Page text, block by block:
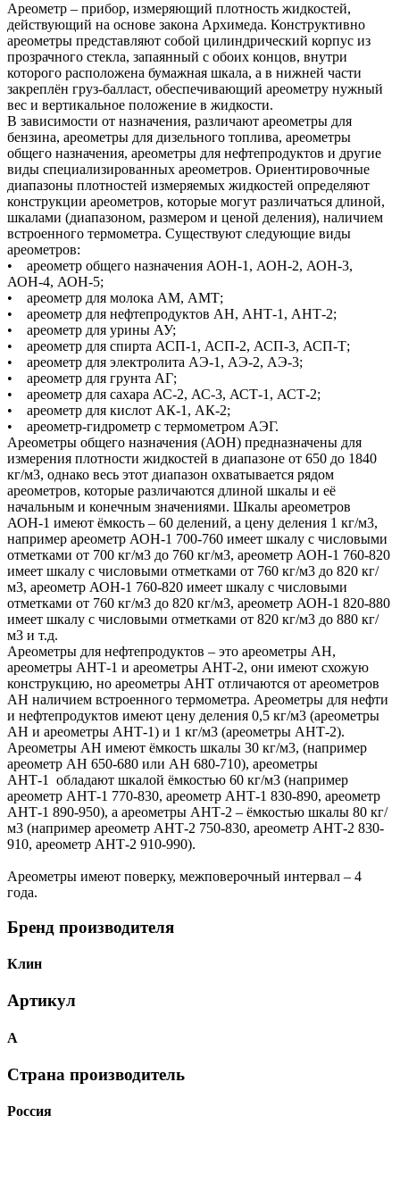
Ареометр – прибор, измеряющий плотность жидкостей,
действующий на основе закона Архимеда. Конструктивно
ареометры представляют собой цилиндрический корпус из
прозрачного стекла, запаянный с обоих концов, внутри
которого расположена бумажная шкала, а в нижней части
закреплён груз-балласт, обеспечивающий ареометру нужный
вес и вертикальное положение в жидкости.
В зависимости от назначения, различают ареометры для
бензина, ареометры для дизельного топлива, ареометры
общего назначения, ареометры для нефтепродуктов и другие
виды специализированных ареометров. Ориентировочные
диапазоны плотностей измеряемых жидкостей определяют
конструкции ареометров, которые могут различаться длиной,
шкалами (диапазоном, размером и ценой деления), наличием
встроенного термометра. Существуют следующие виды
ареометров:
• ареометр общего назначения АОН-1, АОН-2, АОН-3,
АОН-4, АОН-5;
• ареометр для молока АМ, АМТ;
• ареометр для нефтепродуктов АН, АНТ-1, АНТ-2;
• ареометр для урины АУ;
• ареометр для спирта АСП-1, АСП-2, АСП-3, АСП-Т;
• ареометр для электролита АЭ-1, АЭ-2, АЭ-3;
• ареометр для грунта АГ;
• ареометр для сахара АС-2, АС-3, АСТ-1, АСТ-2;
• ареометр для кислот АК-1, АК-2;
• ареометр-гидрометр с термометром АЭГ.
Ареометры общего назначения (АОН) предназначены для
измерения плотности жидкостей в диапазоне от 650 до 1840
кг/м3, однако весь этот диапазон охватывается рядом
ареометров, которые различаются длиной шкалы и её
начальным и конечным значениями. Шкалы ареометров
АОН-1 имеют ёмкость – 60 делений, а цену деления 1 кг/м3,
например ареометр АОН-1 700-760 имеет шкалу с числовыми
отметками от 700 кг/м3 до 760 кг/м3, ареометр АОН-1 760-820
имеет шкалу с числовыми отметками от 760 кг/м3 до 820 кг/
м3, ареометр АОН-1 760-820 имеет шкалу с числовыми
отметками от 760 кг/м3 до 820 кг/м3, ареометр АОН-1 820-880
имеет шкалу с числовыми отметками от 820 кг/м3 до 880 кг/
м3 и т.д.
Ареометры для нефтепродуктов – это ареометры АН,
ареометры АНТ-1 и ареометры АНТ-2, они имеют схожую
конструкцию, но ареометры АНТ отличаются от ареометров
АН наличием встроенного термометра. Ареометры для нефти
и нефтепродуктов имеют цену деления 0,5 кг/м3 (ареометры
АН и ареометры АНТ-1) и 1 кг/м3 (ареометры АНТ-2).
Ареометры АН имеют ёмкость шкалы 30 кг/м3, (например
ареометр АН 650-680 или АН 680-710), ареометры
АНТ-1 обладают шкалой ёмкостью 60 кг/м3 (например
ареометр АНТ-1 770-830, ареометр АНТ-1 830-890, ареометр
АНТ-1 890-950), а ареометры АНТ-2 – ёмкостью шкалы 80 кг/
м3 (например ареометр АНТ-2 750-830, ареометр АНТ-2 830-
910, ареометр АНТ-2 910-990).
Ареометры имеют поверку, межповерочный интервал – 4
года.
Бренд производителя
Клин
Артикул
А
Страна производитель
Россия